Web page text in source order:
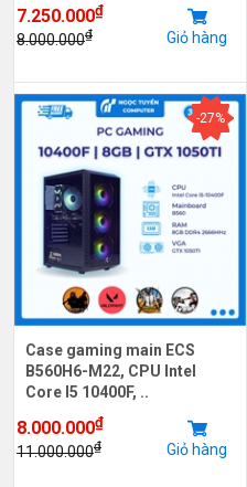
7.250.000₫
8.000.000₫ Giỏ hàng
-27%
Case gaming main ECS
B560H6-M22, CPU Intel
Core I5 10400F, ..
8.000.000₫
11.000.000₫ Giỏ hàng